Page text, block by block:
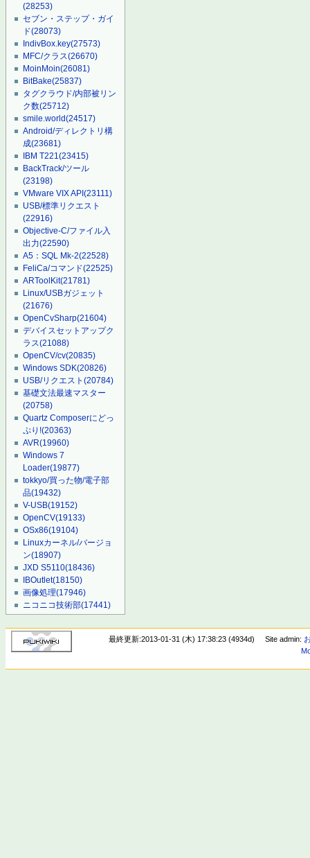
(28253)
セブン・ステップ・ガイ
ド(28073)
IndivBox.key(27573)
MFC/クラス(26670)
MoinMoin(26081)
BitBake(25837)
タグクラウド/内部被リン
ク数(25712)
smile.world(24517)
Android/ディレクトリ構
成(23681)
IBM T221(23415)
BackTrack/ツール
(23198)
VMware VIX API(23111)
USB/標準リクエスト
(22916)
Objective-C/ファイル入
出力(22590)
A5：SQL Mk-2(22528)
FeliCa/コマンド(22525)
ARToolKit(21781)
Linux/USBガジェット
(21676)
OpenCvSharp(21604)
デバイスセットアップク
ラス(21088)
OpenCV/cv(20835)
Windows SDK(20826)
USB/リクエスト(20784)
基礎文法最速マスター
(20758)
Quartz Composerにどっ
ぷり!(20363)
AVR(19960)
Windows 7
Loader(19877)
tokkyo/買った物/電子部
品(19432)
V-USB(19152)
OpenCV(19133)
OSx86(19104)
Linuxカーネル/バージョ
ン(18907)
JXD S5110(18436)
IBOutlet(18150)
画像処理(17946)
ニコニコ技術部(17441)
最終更新:2013-01-31 (木) 17:38:23 (4934d) Site admin: